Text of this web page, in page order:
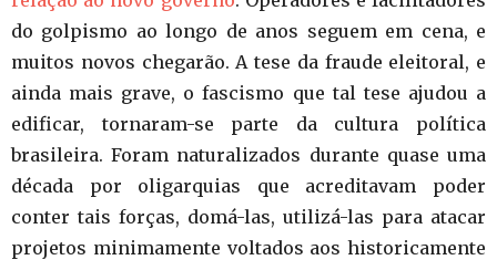
do golpismo ao longo de anos seguem em cena, e
muitos novos chegarão. A tese da fraude eleitoral, e
ainda mais grave, o fascismo que tal tese ajudou a
edificar, tornaram-se parte da cultura política
brasileira. Foram naturalizados durante quase uma
década por oligarquias que acreditavam poder
conter tais forças, domá-las, utilizá-las para atacar
projetos minimamente voltados aos historicamente